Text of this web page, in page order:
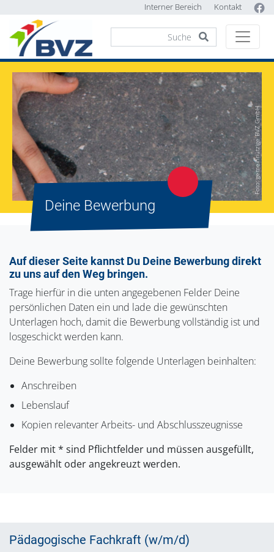
Interner Bereich Kontakt
Foto: gemeinnützige BVZ GmbH
Deine Bewerbung
Auf dieser Seite kannst Du Deine Bewerbung direkt
zu uns auf den Weg bringen.
Trage hierfür in die unten angegebenen Felder Deine
persönlichen Daten ein und lade die gewünschten
Unterlagen hoch, damit die Bewerbung vollständig ist und
losgeschickt werden kann.
Deine Bewerbung sollte folgende Unterlagen beinhalten:
Anschreiben
Lebenslauf
Kopien relevanter Arbeits- und Abschlusszeugnisse
Felder mit * sind Pflichtfelder und müssen ausgefüllt,
ausgewählt oder angekreuzt werden.
Pädagogische Fachkraft (w/m/d)